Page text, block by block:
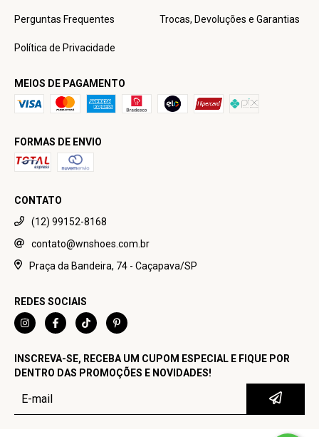
Perguntas Frequentes Trocas, Devoluções e Garantias
Política de Privacidade
MEIOS DE PAGAMENTO
FORMAS DE ENVIO
CONTATO
(12) 99152-8168
contato@wnshoes.com.br
Praça da Bandeira, 74 - Caçapava/SP
REDES SOCIAIS
INSCREVA-SE, RECEBA UM CUPOM ESPECIAL E FIQUE POR
DENTRO DAS PROMOÇÕES E NOVIDADES!